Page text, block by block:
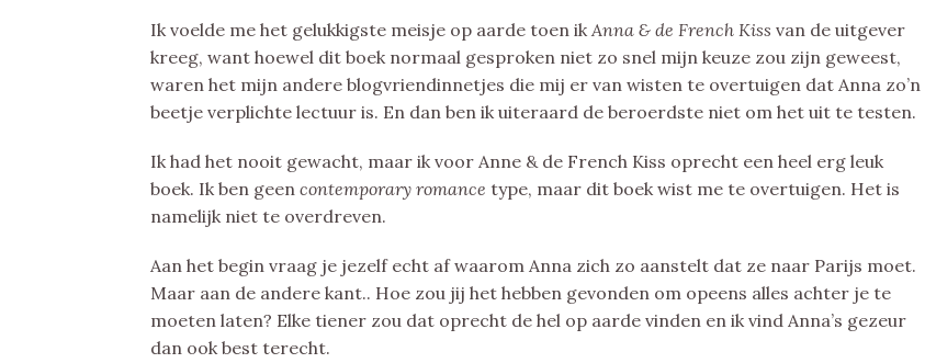
Ik voelde me het gelukkigste meisje op aarde toen ikAnna & de French Kiss van de uitgever
kreeg, want hoewel dit boek normaal gesproken niet zo snel mijn keuze zou zijn geweest,
waren het mijn andere blogvriendinnetjes die mij er van wisten te overtuigen dat Anna zo’n
beetje verplichte lectuur is. En dan ben ik uiteraard de beroerdste niet om het uit te testen.
Ik had het nooit gewacht, maar ik voor Anne & de French Kiss oprecht een heel erg leuk
boek. Ik ben geen contemporary romance type, maar dit boek wist me te overtuigen. Het is
namelijk niet te overdreven.
Aan het begin vraag je jezelf echt af waarom Anna zich zo aanstelt dat ze naar Parijs moet.
Maar aan de andere kant.. Hoe zou jij het hebben gevonden om opeens alles achter je te
moeten laten? Elke tiener zou dat oprecht de hel op aarde vinden en ik vind Anna’s gezeur
dan ook best terecht.